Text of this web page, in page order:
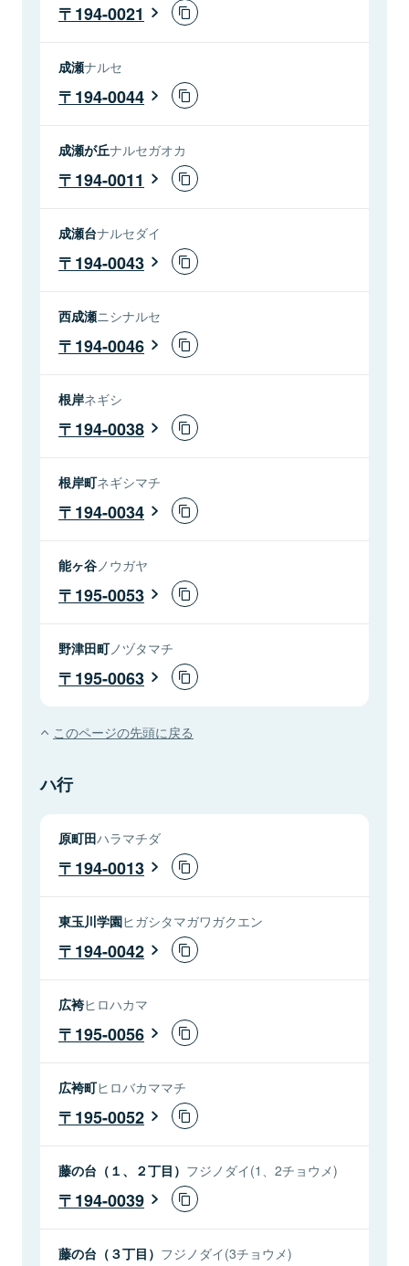
194-0021
成瀬ナルセ
194-0044
成瀬が丘ナルセガオカ
194-0011
成瀬台ナルセダイ
194-0043
西成瀬ニシナルセ
194-0046
根岸ネギシ
194-0038
根岸町ネギシマチ
194-0034
能ヶ谷 ノウガヤ
195-0053
野津田町ノヅタマチ
195-0063
このページの先頭に戻る
ハ行
原町田ハラマチダ
194-0013
東玉川学園ヒガシタマガワガクエン
194-0042
広袴ヒロハカマ
195-0056
広袴町ヒロバカママチ
195-0052
藤の台（１、２丁目） フジノダイ(1、2チョウメ)
194-0039
藤の台（３丁目） フジノダイ(3チョウメ)